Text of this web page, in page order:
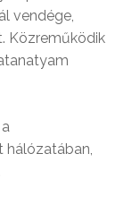
vendége,
Közreműködik
hálózatában,